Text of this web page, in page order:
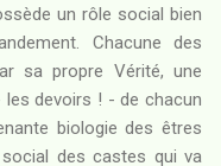
un rôle social bien
Chacune des
sa propre Vérité, une
devoirs ! - de chacun
biologie des êtres
des castes qui va